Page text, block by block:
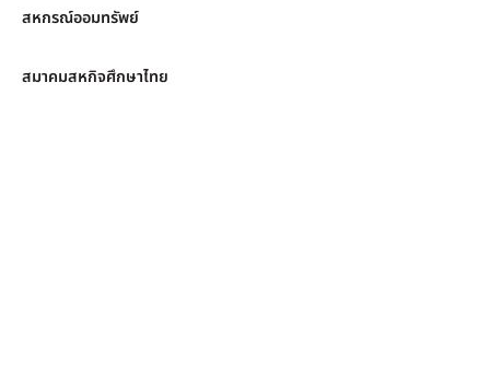
สหกรณ์ออมทรัพย์
สมาคมสหกิจศึกษาไทย